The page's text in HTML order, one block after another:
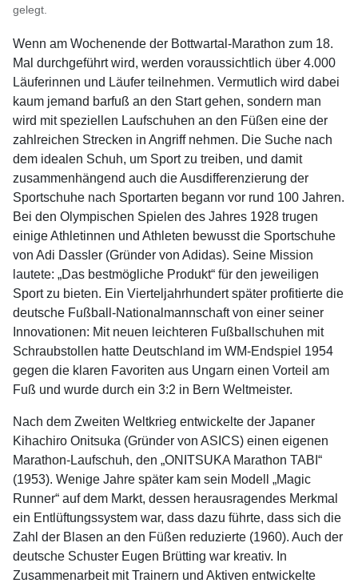
gelegt.
Wenn am Wochenende der Bottwartal-Marathon zum 18.
Mal durchgeführt wird, werden voraussichtlich über 4.000
Läuferinnen und Läufer teilnehmen. Vermutlich wird dabei
kaum jemand barfuß an den Start gehen, sondern man
wird mit speziellen Laufschuhen an den Füßen eine der
zahlreichen Strecken in Angriff nehmen. Die Suche nach
dem idealen Schuh, um Sport zu treiben, und damit
zusammenhängend auch die Ausdifferenzierung der
Sportschuhe nach Sportarten begann vor rund 100 Jahren.
Bei den Olympischen Spielen des Jahres 1928 trugen
einige Athletinnen und Athleten bewusst die Sportschuhe
von Adi Dassler (Gründer von Adidas). Seine Mission
lautete: „Das bestmögliche Produkt“ für den jeweiligen
Sport zu bieten. Ein Vierteljahrhundert später profitierte die
deutsche Fußball-Nationalmannschaft von einer seiner
Innovationen: Mit neuen leichteren Fußballschuhen mit
Schraubstollen hatte Deutschland im WM-Endspiel 1954
gegen die klaren Favoriten aus Ungarn einen Vorteil am
Fuß und wurde durch ein 3:2 in Bern Weltmeister.
Nach dem Zweiten Weltkrieg entwickelte der Japaner
Kihachiro Onitsuka (Gründer von ASICS) einen eigenen
Marathon-Laufschuh, den „ONITSUKA Marathon TABI“
(1953). Wenige Jahre später kam sein Modell „Magic
Runner“ auf dem Markt, dessen herausragendes Merkmal
ein Entlüftungssystem war, dass dazu führte, dass sich die
Zahl der Blasen an den Füßen reduzierte (1960). Auch der
deutsche Schuster Eugen Brütting war kreativ. In
Zusammenarbeit mit Trainern und Aktiven entwickelte